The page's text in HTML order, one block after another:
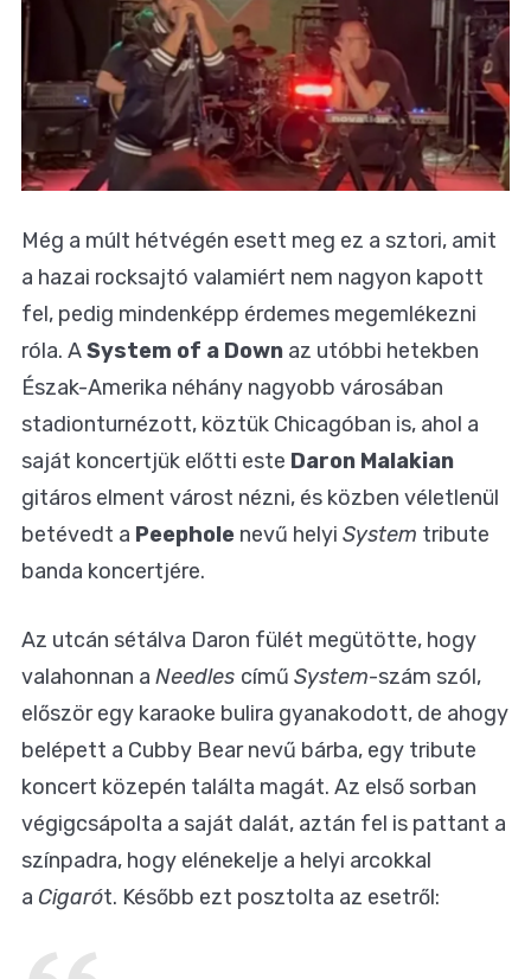
Még a múlt hétvégén esett meg ez a sztori, amit
a hazai rocksajtó valamiért nem nagyon kapott
fel, pedig mindenképp érdemes megemlékezni
róla. ASystem of a Down az utóbbi hetekben
Észak-Amerika néhány nagyobb városában
stadionturnézott, köztük Chicagóban is, ahol a
saját koncertjük előtti este Daron Malakian
gitáros elment várost nézni, és közben véletlenül
betévedt a Peephole nevű helyi System tribute
banda koncertjére.
Az utcán sétálva Daron fülét megütötte, hogy
valahonnan a Needles című System-szám szól,
először egy karaoke bulira gyanakodott, de ahogy
belépett a Cubby Bear nevű bárba, egy tribute
koncert közepén találta magát. Az első sorban
végigcsápolta a saját dalát, aztán fel is pattant a
színpadra, hogy elénekelje a helyi arcokkal
a Cigarót. Később ezt posztolta az esetről: